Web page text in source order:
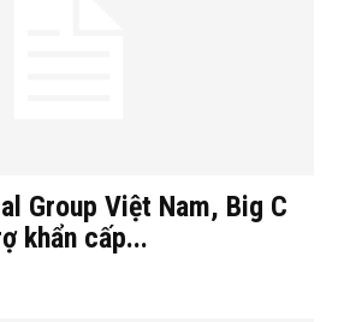
Group Việt Nam, Big C
khẩn cấp...